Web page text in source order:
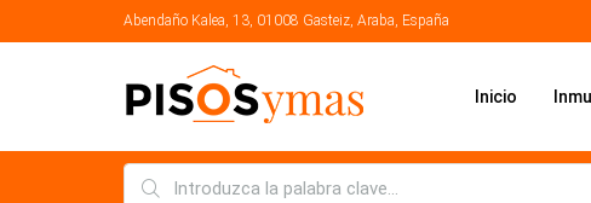
Abendaño Kalea, 13, 01008 Gasteiz, Araba, España
Inicio